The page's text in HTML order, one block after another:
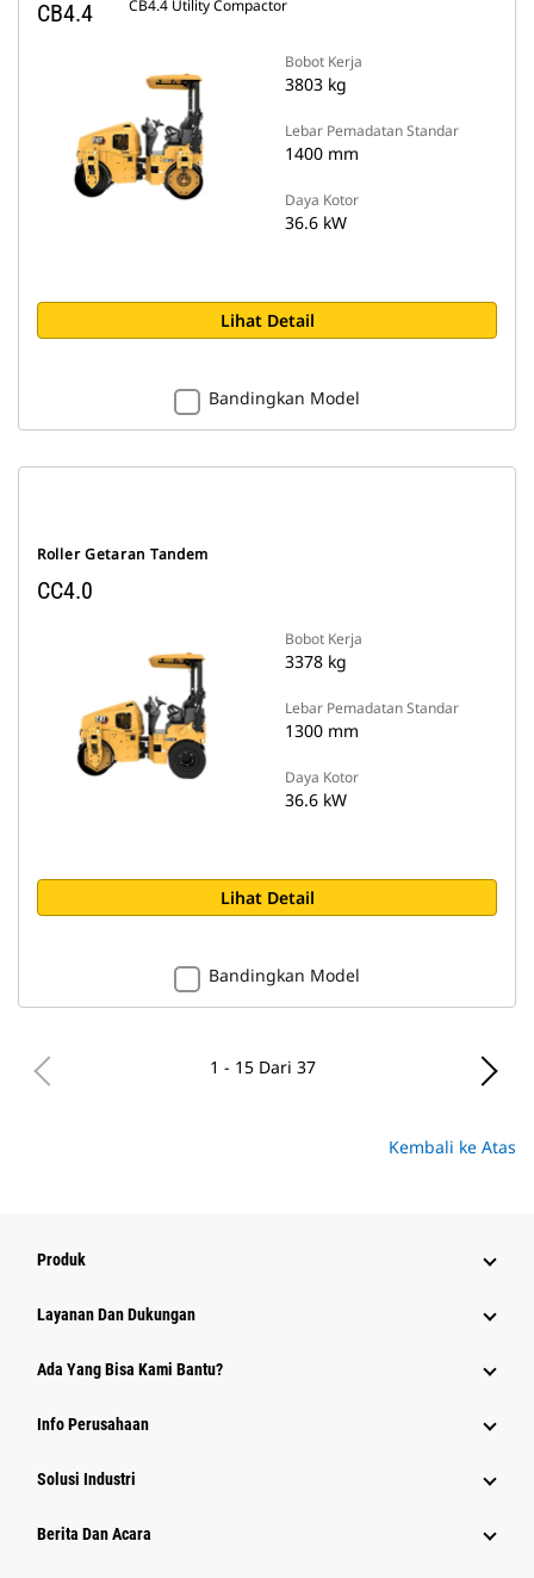
CB4.4 CB4.4 Utility Compactor
Bobot Kerja
3803 kg
Lebar Pemadatan Standar
1400 mm
Daya Kotor
36.6 kW
Lihat Detail
Bandingkan Model
Roller Getaran Tandem
CC4.0
Bobot Kerja
3378 kg
Lebar Pemadatan Standar
1300 mm
Daya Kotor
36.6 kW
Lihat Detail
Bandingkan Model
1 - 15 Dari 37
Kembali ke Atas
Produk
Layanan Dan Dukungan
Ada Yang Bisa Kami Bantu?
Info Perusahaan
Solusi Industri
Berita Dan Acara